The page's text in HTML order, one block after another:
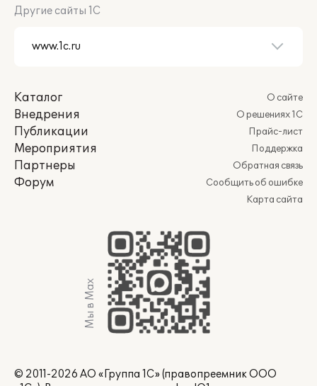
Другие сайты 1С
Каталог
Внедрения
Публикации
Мероприятия
Партнеры
Форум
О сайте
О решениях 1С
Прайс-лист
Поддержка
Обратная связь
Сообщить об ошибке
Карта сайта
Мы в Max
© 2011-2026 АО «Группа 1С» (правопреемник ООО